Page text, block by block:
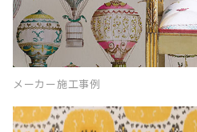
メーカー施工事例